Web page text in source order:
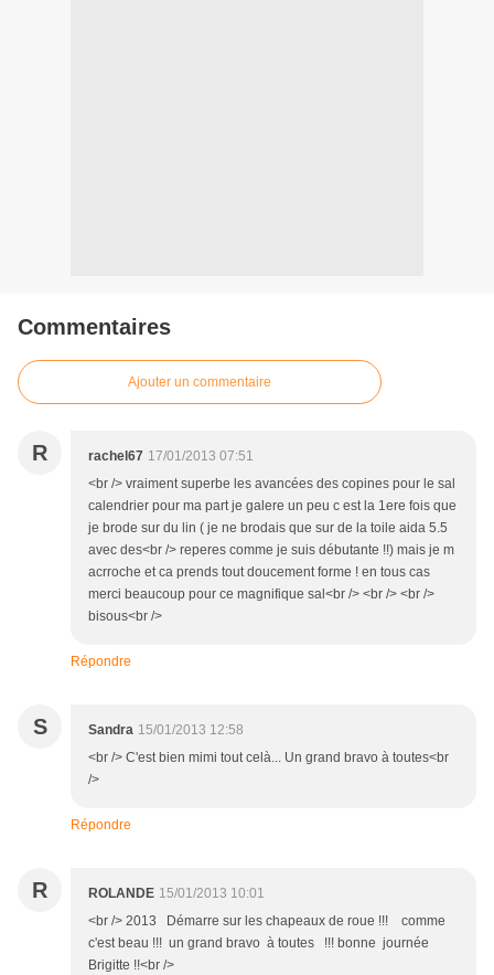
Commentaires
Ajouter un commentaire
R rachel67 17/01/2013 07:51
<br /> vraiment superbe les avancées des copines pour le sal
calendrier pour ma part je galere un peu c est la 1ere fois que
je brode sur du lin ( je ne brodais que sur de la toile aida 5.5
avec des<br /> reperes comme je suis débutante !!) mais je m
acrroche et ca prends tout doucement forme ! en tous cas
merci beaucoup pour ce magnifique sal<br /> <br /> <br />
bisous<br />
Répondre
S Sandra 15/01/2013 12:58
<br /> C'est bien mimi tout celà... Un grand bravo à toutes<br
/>
Répondre
R ROLANDE 15/01/2013 10:01
<br /> 2013 Démarre sur les chapeaux de roue !!! comme
c'est beau !!! un grand bravo à toutes !!! bonne journée
Brigitte !!<br />